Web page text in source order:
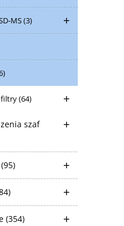
MS(3)
filtry(64)
szaf
(95)
(354)